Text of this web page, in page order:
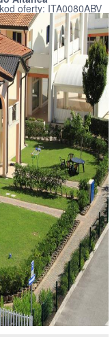
kod oferty: ITA0080ABV